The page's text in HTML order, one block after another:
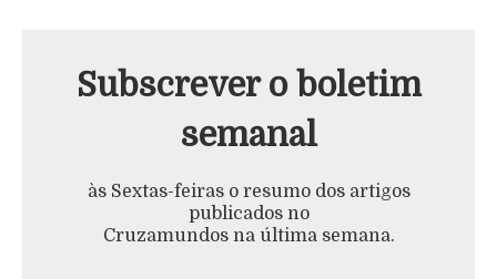
Subscrever o boletim
semanal
às Sextas-feiras o resumo dos artigos
publicados no
Cruzamundos na última semana.